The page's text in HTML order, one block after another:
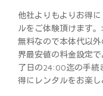
他社よりもよりお得
ルをご体験頂けます
無料なので本体代以
界最安値の料金設定
了日の24:00迄の手続
得にレンタルをお楽し